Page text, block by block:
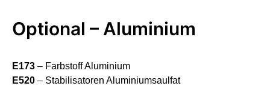
Optional – Aluminium
E173 – Farbstoff Aluminium
E520 – Stabilisatoren Aluminiumsaulfat